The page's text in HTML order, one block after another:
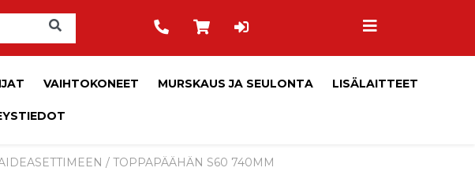
VAIHTOKONEET MURSKAUS JA SEULONTA LISÄLAITTEET
/ TOPPAPÄÄHÄN S60 740MM